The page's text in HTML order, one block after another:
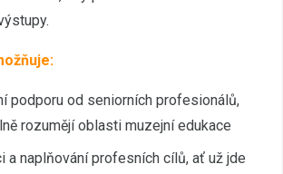
podporu od seniorních profesionálů,
rozumějí oblasti muzejní edukace
a naplňování profesních cílů, ať už jde